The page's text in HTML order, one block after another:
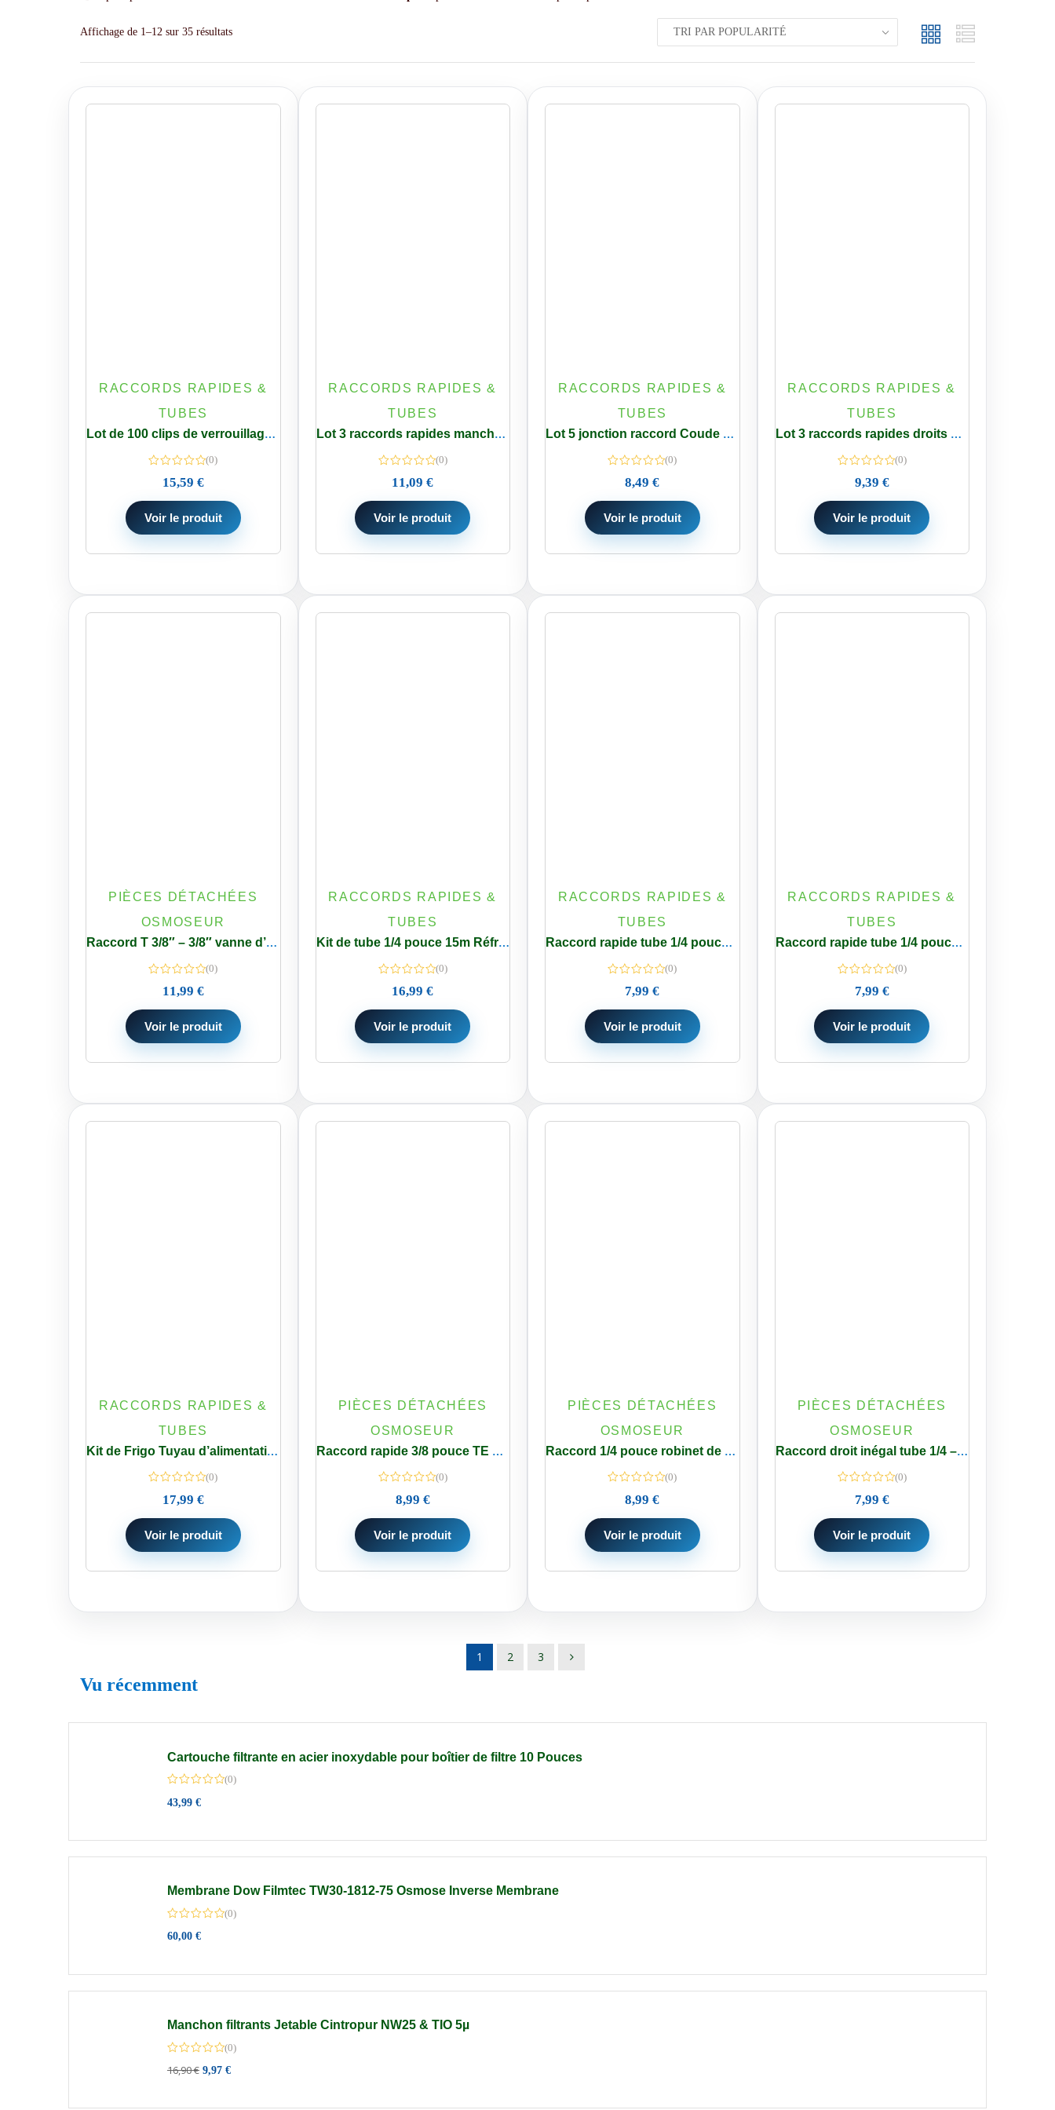
Affichage de 1–12 sur 35 résultats
RACCORDS RAPIDES &
TUBES
Lot de 100 clips de verrouillage 1/4 pouce raccords pour systèmes de filtration d’eau sous évier – osmose inverse
(0)
15,59 €
Voir le produit
RACCORDS RAPIDES &
TUBES
Lot 3 raccords rapides manchon droit inégal Tube 1/4 – 3/8 pouce
(0)
11,09€
Voir le produit
RACCORDS RAPIDES &
TUBES
Lot 5 jonction raccord Coude 1/4 pouce Purificateur – Osmoseur
(0)
8,49€
Voir le produit
RACCORDS RAPIDES &
TUBES
Lot 3 raccords rapides droits Purificateur – Osmose Inverse – Filetage 1/4 BSP mâle – 1/4 P
(0)
9,39 €
Voir le produit
PIÈCES DÉTACHÉES
OSMOSEUR
Raccord T 3/8″ – 3/8″ vanne d’arrêt 1/4″ Frigo Américain – Osmoseur
(0)
11,99 €
Voir le produit
RACCORDS RAPIDES &
TUBES
Kit de tube 1/4 pouce 15m Réfrigérateur – Osmose + Connecteurs
(0)
16,99€
Voir le produit
RACCORDS RAPIDES &
TUBES
Raccord rapide tube 1/4 pouce filetage 3/8″ Femelle/Mâle Eau Osmose Inverse
(0)
7,99€
Voir le produit
RACCORDS RAPIDES &
TUBES
Raccord rapide tube 1/4 pouce filetage 1/2″ Femelle/Mâle Eau Osmose Inverse
(0)
7,99 €
Voir le produit
RACCORDS RAPIDES &
TUBES
Kit de Frigo Tuyau d’alimentation 15 M 1/4 pouce + Connecteurs pour Réfrigérateur Samsung
(0)
17,99 €
Voir le produit
PIÈCES DÉTACHÉES
OSMOSEUR
Raccord rapide 3/8 pouce TE – Par 2
(0)
8,99 €
Voir le produit
PIÈCES DÉTACHÉES
OSMOSEUR
Raccord 1/4 pouce robinet de réservoir osmose Inverse
(0)
8,99€
Voir le produit
PIÈCES DÉTACHÉES
OSMOSEUR
Raccord droit inégal tube 1/4 – 5/16 pouce pour osmoseur – Frigo
(0)
7,99 €
Voir le produit
1 2 3
Vu récemment
Cartouche filtrante en acier inoxydable pour boîtier de filtre 10 Pouces
(0)
43,99 €
Membrane Dow Filmtec TW30-1812-75 Osmose Inverse Membrane
(0)
60,00 €
Manchon filtrants Jetable Cintropur NW25 & TIO 5µ
(0)
16,90€ 9,97 €